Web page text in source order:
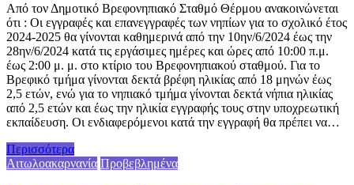
Από τον Δημοτικό Βρεφονηπιακό Σταθμό Θέρμου ανακοινώνεται
ότι : Οι εγγραφές και επανεγγραφές των νηπίων για το σχολικό έτος
2024-2025 θα γίνονται καθημερινά από την 10ην/6/2024 έως την
28ην/6/2024 κατά τις εργάσιμες ημέρες και ώρες από 10:00 π.μ.
έως 2:00 μ. μ. στο κτίριο του Βρεφονηπιακού σταθμού. Για το
Βρεφικό τμήμα γίνονται δεκτά βρέφη ηλικίας από 18 μηνών έως
2,5 ετών, ενώ για το νηπιακό τμήμα γίνονται δεκτά νήπια ηλικίας
από 2,5 ετών και έως την ηλικία εγγραφής τους στην υποχρεωτική
εκπαίδευση. Οι ενδιαφερόμενοι κατά την εγγραφή θα πρέπει να…
Περισσότερα
Αιτωλοακαρνανία Προβεβλημένα